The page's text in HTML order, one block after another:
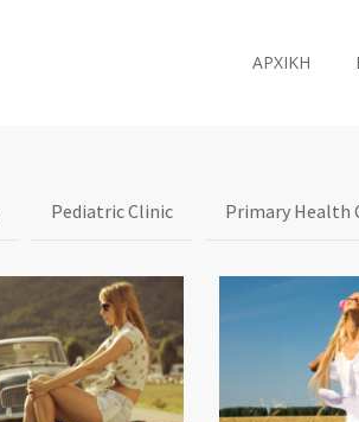
ΑΡΧΙΚΗ
Pediatric Clinic Primary Health